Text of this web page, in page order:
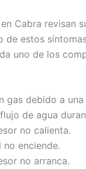
Cabra revisan
de estos
uno de los
gas debido a
de agua
no calienta.
no enciende.
no arranca.